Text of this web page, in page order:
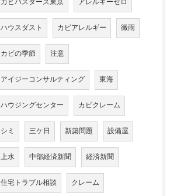
カビバスターズ東京 アレルギーゼロ
ハウスダスト カビアレルギー 黴雨
カビの季節 注意
アイジーコンサルティング 東海
ハウジングセンター カビクレーム
シミ 三ケ日 新築問題 設備屋
上水 中部経済新聞 経済新聞
住宅トラブル相談 クレーム